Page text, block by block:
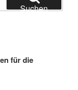
Suchen
für die